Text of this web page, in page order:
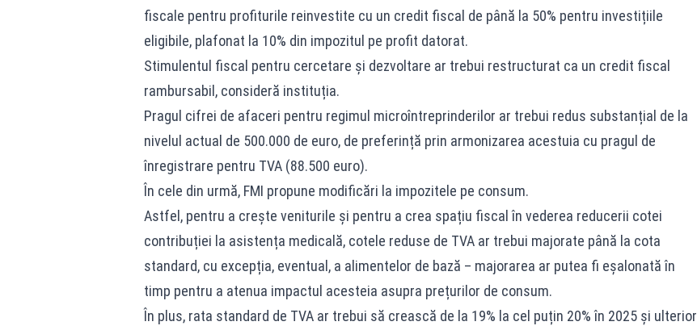
fiscale pentru profiturile reinvestite cu un credit fiscal de până la 50% pentru investițiile
eligibile, plafonat la 10% din impozitul pe profit datorat.
Stimulentul fiscal pentru cercetare și dezvoltare ar trebui restructurat ca un credit fiscal
rambursabil, consideră instituția.
Pragul cifrei de afaceri pentru regimul microîntreprinderilor ar trebui redus substanțial de la
nivelul actual de 500.000 de euro, de preferință prin armonizarea acestuia cu pragul de
înregistrare pentru TVA (88.500 euro).
În cele din urmă, FMI propune modificări la impozitele pe consum.
Astfel, pentru a crește veniturile și pentru a crea spațiu fiscal în vederea reducerii cotei
contribuției la asistența medicală, cotele reduse de TVA ar trebui majorate până la cota
standard, cu excepția, eventual, a alimentelor de bază – majorarea ar putea fi eșalonată în
timp pentru a atenua impactul acesteia asupra prețurilor de consum.
În plus, rata standard de TVA ar trebui să crească de la 19% la cel puțin 20% în 2025 și ulterior